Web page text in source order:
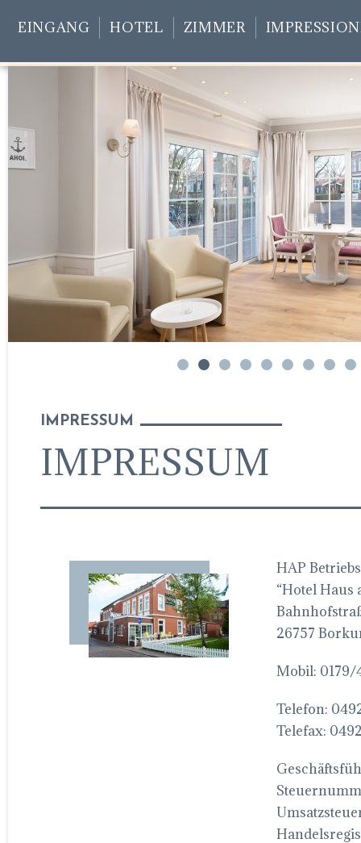
EINGANG HOTEL ZIMMER
IMPRESSUM
IMPRESSUM
HAP
“Hotel Haus
26757
Mobil: 0179/
Telefon:
Telefax: